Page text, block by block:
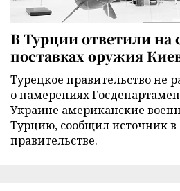
В Турции ответили на
поставках оружия
Турецкое правительство не
о намерениях
Украине американские
Турцию, сообщил источник в
правительстве.